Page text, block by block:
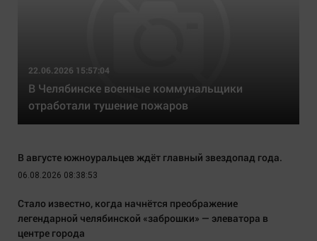
22.06.2026 15:57:04
В Челябинске военные коммунальщики
отработали тушение пожаров
В августе южноуральцев ждёт главный звездопад года.
06.08.2026 08:38:53
Стало известно, когда начнётся преображение
легендарной челябинской «заброшки» — элеватора в
центре города